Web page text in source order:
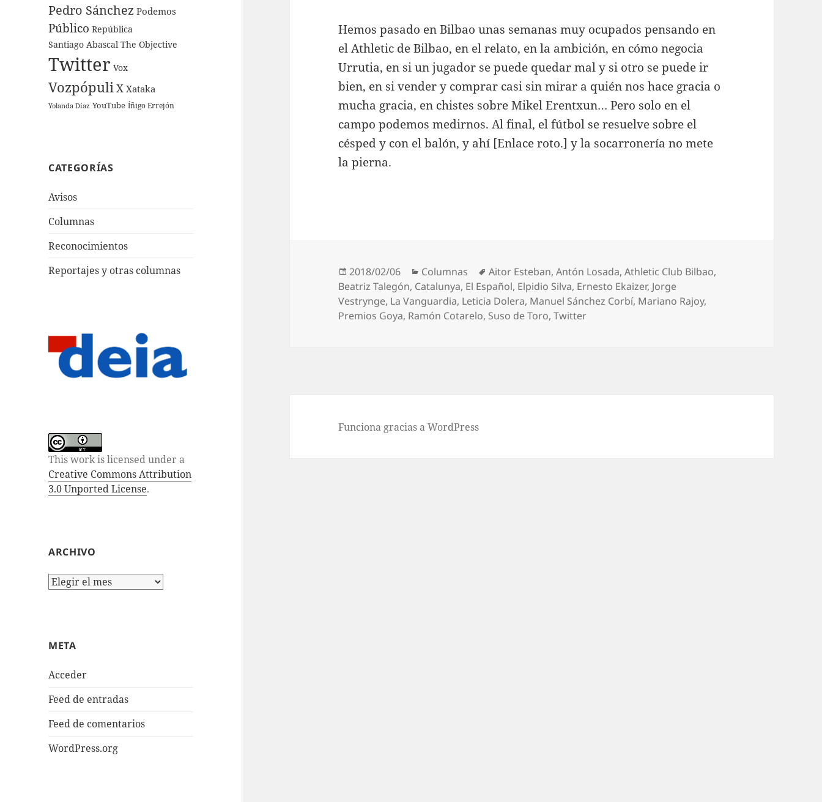
Pedro Sánchez Podemos
Público República
Santiago Abascal The Objective
Twitter Vox
Vozpópuli X Xataka
Yolanda Díaz YouTube Íñigo Errejón
CATEGORÍAS
Avisos
Columnas
Reconocimientos
Reportajes y otras columnas
This work is licensed under a
Creative Commons Attribution
3.0 Unported License.
ARCHIVO
Archivo
META
Acceder
Feed de entradas
Feed de comentarios
WordPress.org
Hemos pasado en Bilbao unas semanas muy ocupados pensando en
el Athletic de Bilbao, en el relato, en la ambición, en cómo negocia
Urrutia, en si un jugador se puede quedar mal y si otro se puede ir
bien, en si vender y comprar casi sin mirar a quién nos hace gracia o
mucha gracia, en chistes sobre Mikel Erentxun… Pero solo en el
campo podemos medirnos. Al final, el fútbol se resuelve sobre el
césped y con el balón, y ahí [Enlace roto.] y la socarronería no mete
la pierna.
Publicado
el
2018/02/06 Categorías
Columnas Etiquetas
Aitor Esteban,Antón Losada,Athletic Club Bilbao,
Beatriz Talegón, Catalunya, El Español, Elpidio Silva, Ernesto Ekaizer, Jorge
Vestrynge, La Vanguardia, Leticia Dolera, Manuel Sánchez Corbí, Mariano Rajoy,
Premios Goya, Ramón Cotarelo, Suso de Toro,Twitter
Funciona gracias a WordPress